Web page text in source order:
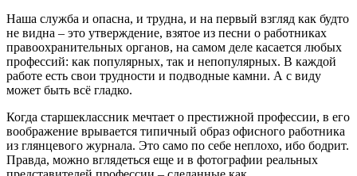
Наша служба и опасна, и трудна, и на первый взгляд как будто
не видна – это утверждение, взятое из песни о работниках
правоохранительных органов, на самом деле касается любых
профессий: как популярных, так и непопулярных. В каждой
работе есть свои трудности и подводные камни. А с виду
может быть всё гладко.
Когда старшеклассник мечтает о престижной профессии, в его
воображение врывается типичный образ офисного работника
из глянцевого журнала. Это само по себе неплохо, ибо бодрит.
Правда, можно вглядеться еще и в фотографии реальных